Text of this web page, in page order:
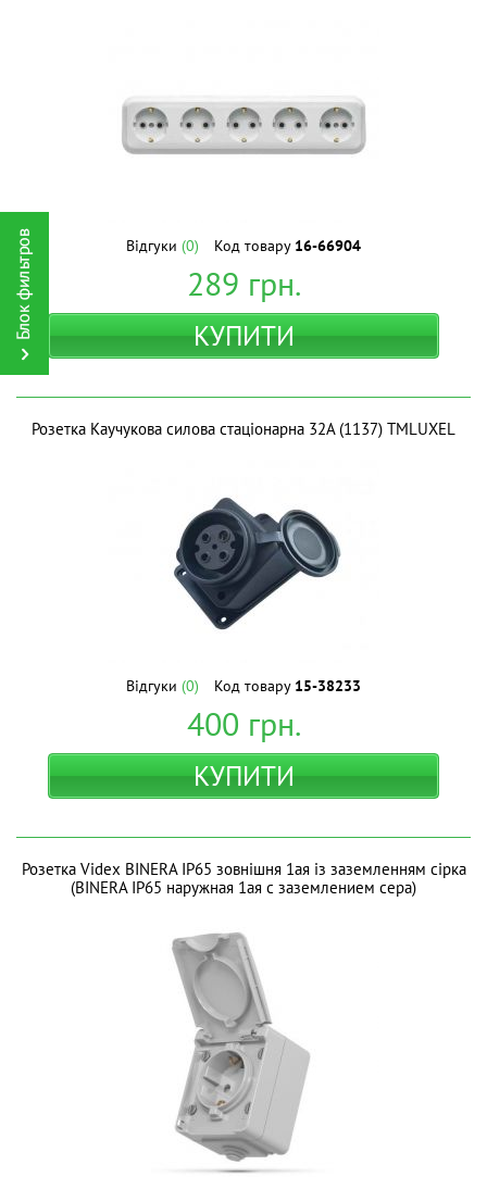
Відгуки (0) Код товару 16-66904
289 грн.
КУПИТИ
Розетка Каучукова силова стаціонарна 32A (1137) ТМLUXEL
Відгуки (0) Код товару 15-38233
400 грн.
КУПИТИ
Розетка Videx BINERA IP65 зовнішня 1ая із заземленням сірка
(BINERA IP65 наружная 1ая с заземлением сера)